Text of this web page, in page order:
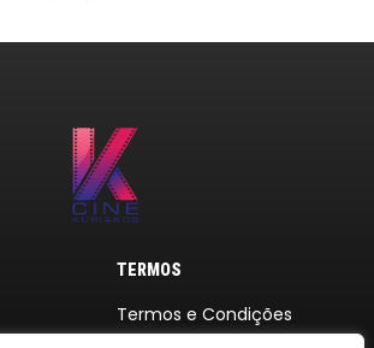
TERMOS
Termos e Condições